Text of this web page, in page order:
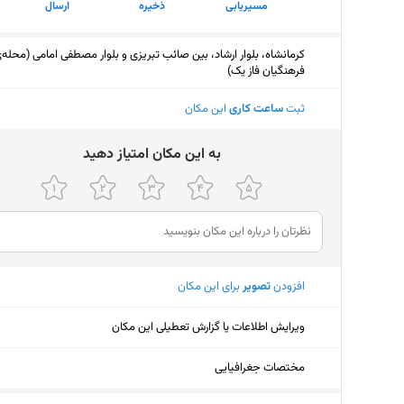
مسیریابی ذخیره ارسال
کرمانشاه، بلوار ارشاد، بین صائب تبریزی و بلوار مصطفی امامی
فرهنگیان فاز یک)
ثبتساعت کاری این مکان
ﺑﻪ اﯾﻦ ﻣﮑﺎن اﻣﺘﯿﺎز دﻫﯿﺪ
افزودنتصویربرای این مکان
ویرایش اطلاعات یا گزارش تعطیلی این مکان
مختصات جغرافیایی